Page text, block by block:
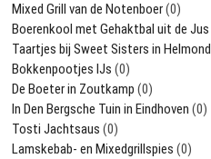
Mixed Grill van de Notenboer(0)
Boerenkool met Gehaktbal uit de Jus
Taartjes bij Sweet Sisters in Helmond
Bokkenpootjes IJs (0)
De Boeter in Zoutkamp (0)
In Den Bergsche Tuin in Eindhoven (0)
Tosti Jachtsaus (0)
Lamskebab- en Mixedgrillspies (0)